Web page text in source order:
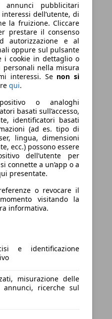
annunci pubblicitari
dell’utente, di
la fruizione. Cliccare
prestare il consenso
autorizzazione e al
oppure sul pulsante
i cookie in dettaglio o
nella misura
interessi. Se non si
qui.
o analoghi
basati sull’accesso,
identificatori basati
(ad es. tipo di
lingua, dimensioni
ecc.) possono essere
dell’utente per
connette a un’app o a
presentate.
o revocare il
visitando la
informativa.
e identificazione
misurazione delle
ricerche sul